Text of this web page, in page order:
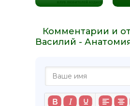
31
34
35
Комментарии и
Василий -